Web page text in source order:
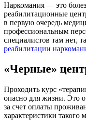
Наркомания — это
реабилитационные
в первую очередь
профессиональным
специалистов там нет,
реабилитации
«Черные»
Проходить курс
опасно для жизни. Это
за счет оплаты
характеристики такого